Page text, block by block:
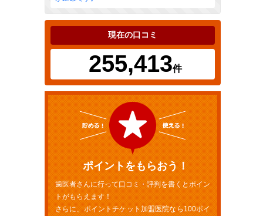
現在の口コミ
255,413件
ポイントをもらおう！
歯医者さんに行って口コミ・評判を書くとポイン
トがもらえます！
さらに、ポイントチケット加盟医院なら100ポイ